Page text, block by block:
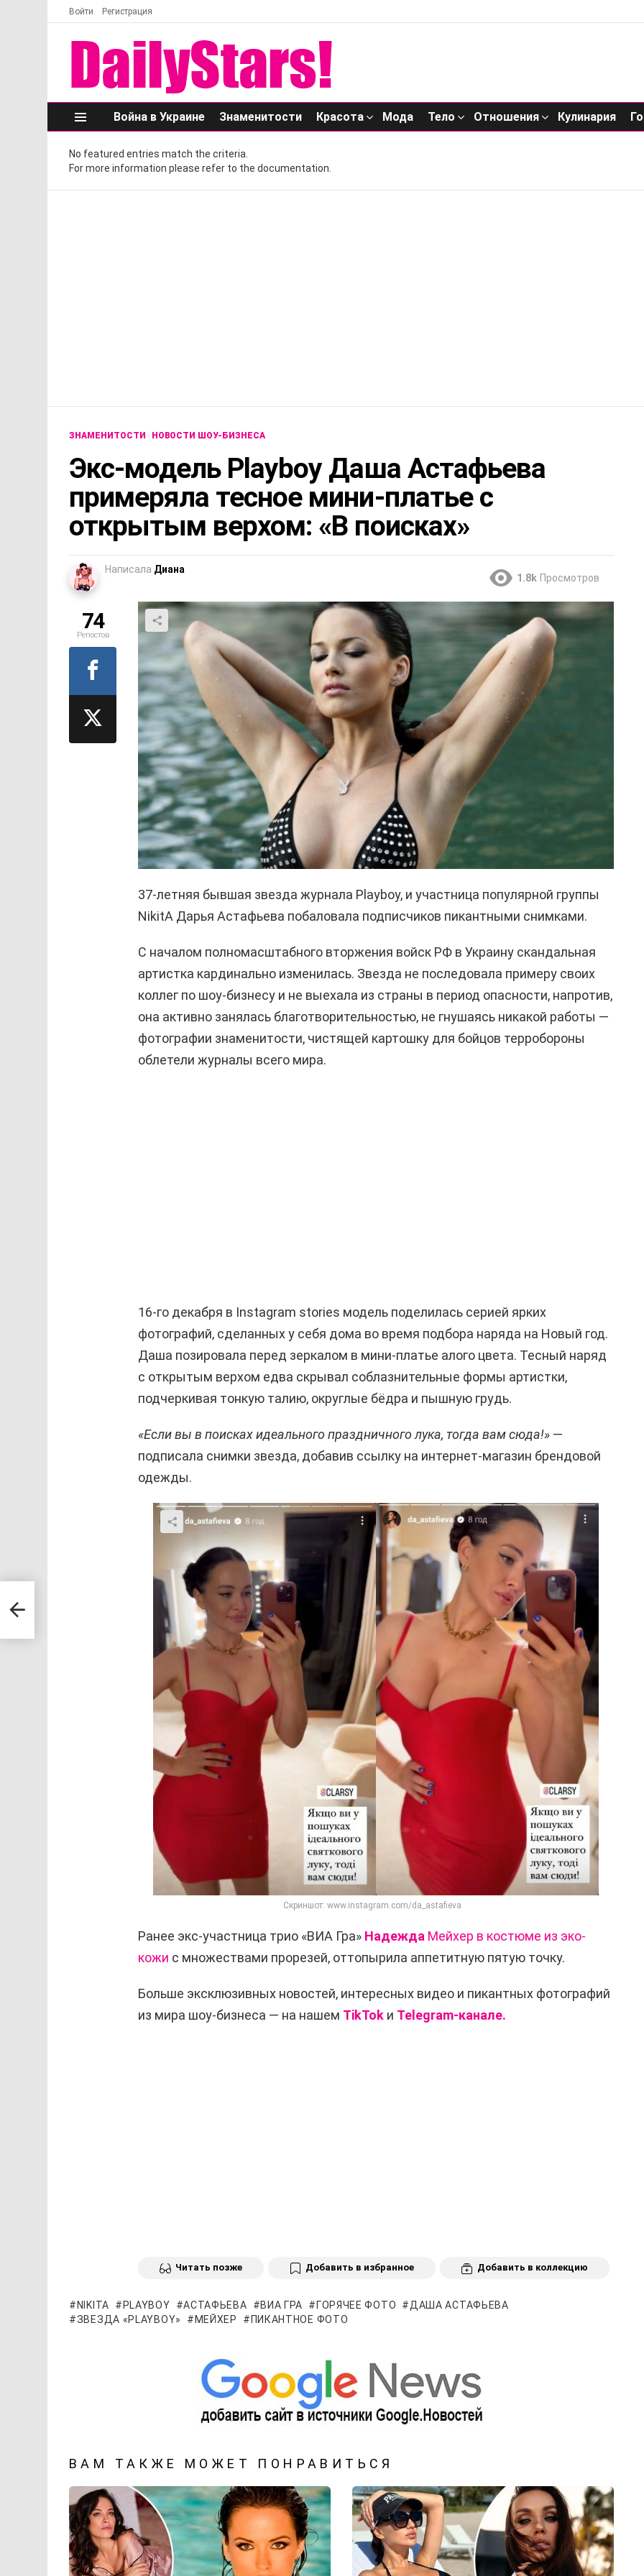
Войти Регистрация
Меню
Война в Украине Знаменитости Красота Мода Тело Отношения Кулинария
No featured entries match the criteria.
For more information please refer to the documentation.
ЗНАМЕНИТОСТИ НОВОСТИ ШОУ-БИЗНЕСА
Экс-модель Playboy Даша Астафьева
примеряла тесное мини-платье с
открытым верхом: «В поисках»
Написала Диана
1.8k Просмотров
37-летняя бывшая звезда журнала Playboy, и участница популярной группы
NikitA Дарья Астафьева побаловала подписчиков пикантными снимками.
С началом полномасштабного вторжения войск РФ в Украину скандальная
артистка кардинально изменилась. Звезда не последовала примеру своих
коллег по шоу-бизнесу и не выехала из страны в период опасности, напротив,
она активно занялась благотворительностью, не гнушаясь никакой работы —
фотографии знаменитости, чистящей картошку для бойцов терробороны
облетели журналы всего мира.
16-го декабря в Instagram stories модель поделилась серией ярких
фотографий, сделанных у себя дома во время подбора наряда на Новый год.
Даша позировала перед зеркалом в мини-платье алого цвета. Тесный наряд
с открытым верхом едва скрывал соблазнительные формы артистки,
подчеркивая тонкую талию, округлые бёдра и пышную грудь.
«Если вы в поисках идеального праздничного лука, тогда вам сюда!» —
подписала снимки звезда, добавив ссылку на интернет-магазин брендовой
одежды.
Скриншот: www.instagram.com/da_astafieva
Ранее экс-участница трио «ВИА Гра» Надежда Мейхер в костюме из эко-
кожи с множествами прорезей, оттопырила аппетитную пятую точку.
Больше эксклюзивных новостей, интересных видео и пикантных фотографий
из мира шоу-бизнеса — на нашем TikTok и Telegram-канале.
Читать позже Добавить в избранное Добавить в коллекцию
74
Репостов
NIKITA PLAYBOY АСТАФЬЕВА ВИА ГРА ГОРЯЧЕЕ ФОТО
ДАША АСТАФЬЕВА
ЗВЕЗДА «PLAYBOY»
МЕЙХЕР ПИКАНТНОЕ ФОТО
ВАМ ТАКЖЕ МОЖЕТ ПОНРАВИТЬСЯ